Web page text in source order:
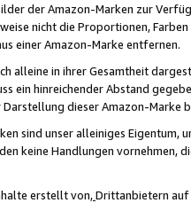
der Amazon-Marken zur
nicht die Proportionen,
einer Amazon-Marke entfernen.
alleine in ihrer Gesamtheit
ein hinreichender Abstand
dieser Amazon-Marke
sind unser alleiniges
keine Handlungen vornehmen,
erstellt von,Drittanbietern auf